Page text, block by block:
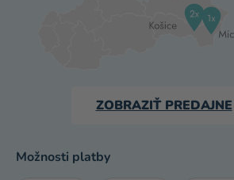
ZOBRAZIŤ PREDAJNE
Možnosti platby